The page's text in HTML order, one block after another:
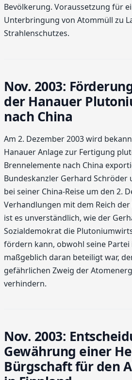
Bevölkerung. Voraussetzung für
Unterbringung von Atommüll zu
Strahlenschutzes.
Nov. 2003:
der Hanauer
nach China
Am 2. Dezember 2003 wird
Hanauer Anlage zur Fertigung
Brennelemente nach China
Bundeskanzler Gerhard Schröder
bei seiner China-Reise um den 2.
Verhandlungen mit dem Reich
ist es unverständlich, wie der
Sozialdemokrat die
fördern kann, obwohl seine Partei
maßgeblich daran beteiligt war,
gefährlichen Zweig der
verhindern.
Nov. 2003:
Gewährung einer
Bürgschaft für den